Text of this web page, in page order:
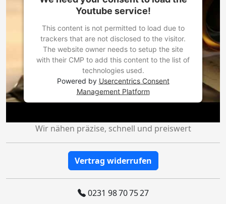
Youtube service!
This content is not permitted to load due to
trackers that are not disclosed to the visitor.
The website owner needs to setup the site
with their CMP to add this content to the list of
technologies used.
Powered by Usercentrics Consent
Management Platform
Wir nähen präzise, schnell und preiswert
Vertrag widerrufen
0231 98 70 75 27